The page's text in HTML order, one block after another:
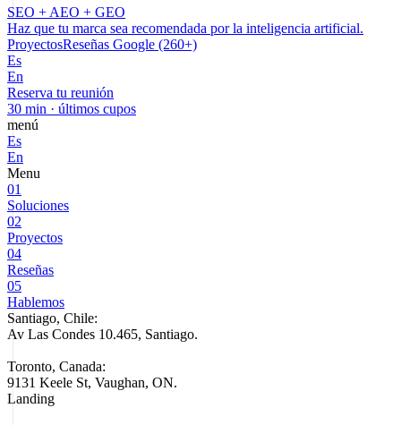
SEO + AEO + GEO
Haz que tu marca sea recomendada por la inteligencia artificial.
ProyectosReseñas Google (260+)
Es
En
Reserva tu reunión
30 min · últimos cupos
menú
Es
En
Menu
01
Soluciones
02
Proyectos
04
Reseñas
05
Hablemos
Santiago, Chile:
Av Las Condes 10.465, Santiago.
Toronto, Canada:
9131 Keele St, Vaughan, ON.
Landing